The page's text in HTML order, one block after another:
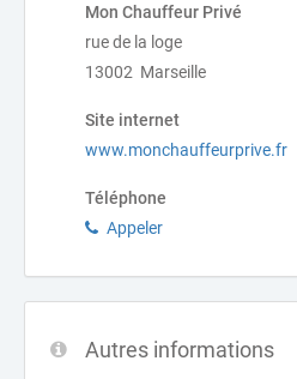
Mon Chauffeur Privé
rue de la loge
13002 Marseille
Site internet
www.monchauffeurprive.fr
Téléphone
Appeler
Autres informations